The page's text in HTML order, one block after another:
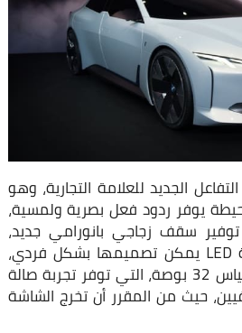
الجديد للعلامة التجارية، وهو
يوفر ردود فعل بصرية ولمسية،
سقف زجاجي بانورامي جديد،
يحتوي على خيوط إضاءة LED يمكن تصميمها بشكل فردي،
أيضا الشاشة المسرحية قياس 32 بوصة، التي توفر تجربة صالة
حيث من المقرر أن تخرج الشاشة